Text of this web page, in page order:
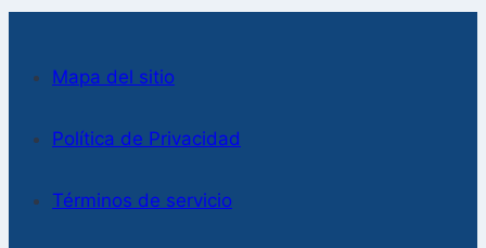
Mapa del sitio
Política de Privacidad
Términos de servicio